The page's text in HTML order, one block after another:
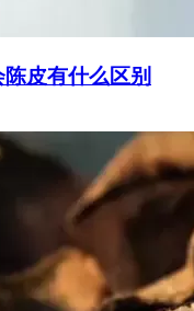
皮有什么区别